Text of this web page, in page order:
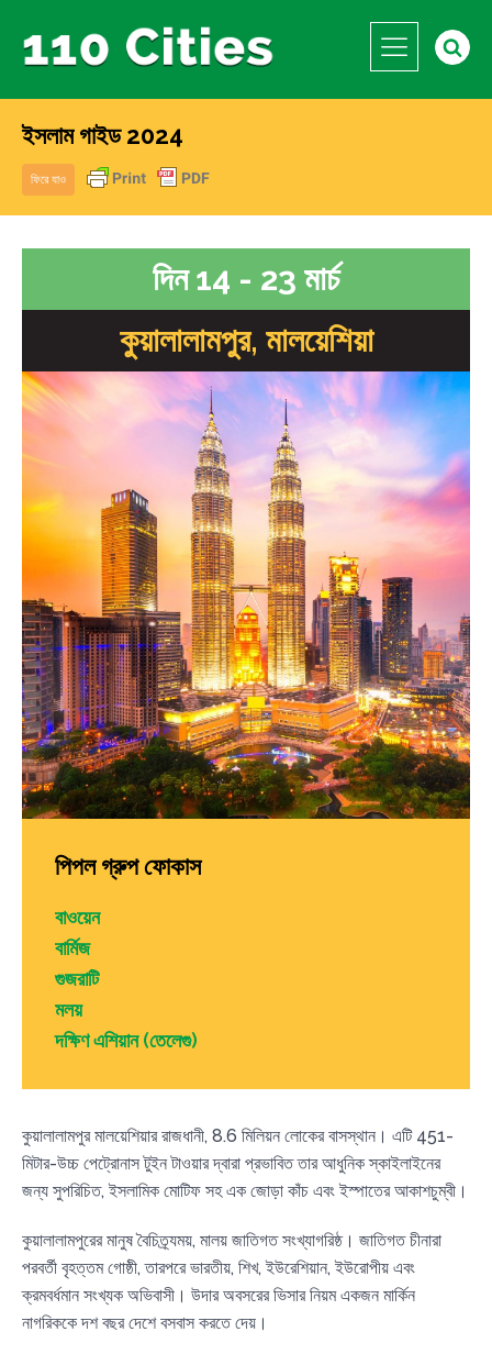
ইসলাম গাইড 2024
ফিরে যাও
দিন 14 - 23 মার্চ
কুয়ালালামপুর, মালয়েশিয়া
পিপল গ্রুপ ফোকাস
বাওয়েন
বার্মিজ
গুজরাটি
মলয়
দক্ষিণ এশিয়ান (তেলেগু)
কুয়ালালামপুর মালয়েশিয়ার রাজধানী, 8.6 মিলিয়ন লোকের বাসস্থান। এটি 451-
মিটার-উচ্চ পেট্রোনাস টুইন টাওয়ার দ্বারা প্রভাবিত তার আধুনিক স্কাইলাইনের
জন্য সুপরিচিত, ইসলামিক মোটিফ সহ এক জোড়া কাঁচ এবং ইস্পাতের আকাশচুম্বী।
কুয়ালালামপুরের মানুষ বৈচিত্র্যময়, মালয় জাতিগত সংখ্যাগরিষ্ঠ। জাতিগত চীনারা
পরবর্তী বৃহত্তম গোষ্ঠী, তারপরে ভারতীয়, শিখ, ইউরেশিয়ান, ইউরোপীয় এবং
ক্রমবর্ধমান সংখ্যক অভিবাসী। উদার অবসরের ভিসার নিয়ম একজন মার্কিন
নাগরিককে দশ বছর দেশে বসবাস করতে দেয়।